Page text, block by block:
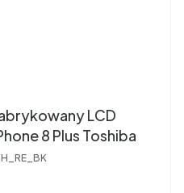
LCD
8 Plus Toshiba